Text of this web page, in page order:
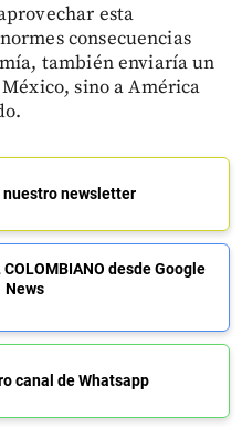
esta
consecuencias
también enviaría un
sino a América
newsletter
desde Google
News
canal de Whatsapp